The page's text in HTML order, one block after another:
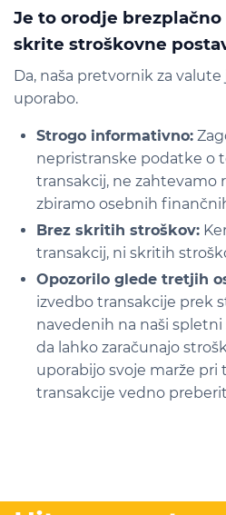
Je to orodje
skrite stroškovne
Da, naša pretvornik za valute
uporabo.
Strogo informativno:
nepristranske podatke o
transakcij, ne zahtevamo
zbiramo osebnih
Brez skritih stroškov:
transakcij, ni skritih
Opozorilo glede tretjih
izvedbo transakcije prek
navedenih na naši
da lahko zaračunajo
uporabijo svoje marže pri
transakcije vedno